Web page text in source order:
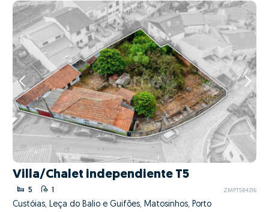
Villa/Chalet independiente T5
5 1 ZMPT584216
Custóias, Leça do Balio e Guifões, Matosinhos, Porto